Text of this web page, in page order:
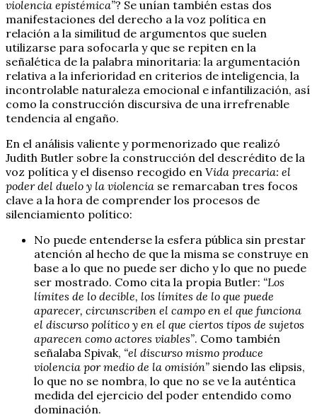
violencia epistémica”? Se unían también estas dos
manifestaciones del derecho a la voz política en
relación a la similitud de argumentos que suelen
utilizarse para sofocarla y que se repiten en la
señalética de la palabra minoritaria: la argumentación
relativa a la inferioridad en criterios de inteligencia, la
incontrolable naturaleza emocional e infantilización, así
como la construcción discursiva de una irrefrenable
tendencia al engaño.
En el análisis valiente y pormenorizado que realizó
Judith Butler sobre la construcción del descrédito de la
voz política y el disenso recogido en Vida precaria: el
poder del duelo y la violencia se remarcaban tres focos
clave a la hora de comprender los procesos de
silenciamiento político:
No puede entenderse la esfera pública sin prestar
atención al hecho de que la misma se construye en
base a lo que no puede ser dicho y lo que no puede
ser mostrado. Como cita la propia Butler: “Los
límites de lo decible, los límites de lo que puede
aparecer, circunscriben el campo en el que funciona
el discurso político y en el que ciertos tipos de sujetos
aparecen como actores viables”. Como también
señalaba Spivak, “el discurso mismo produce
violencia por medio de la omisión” siendo las elipsis,
lo que no se nombra, lo que no se ve la auténtica
medida del ejercicio del poder entendido como
dominación.